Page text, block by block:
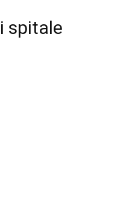
spitale